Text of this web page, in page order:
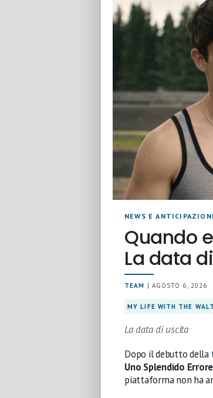
NEWS E ANTICIPAZIONI
Quando
La data
TEAM | AGOSTO 6, 2026
MY LIFE WITH THE
La data di uscita
Dopo il debutto della
Uno Splendido
piattaforma non ha